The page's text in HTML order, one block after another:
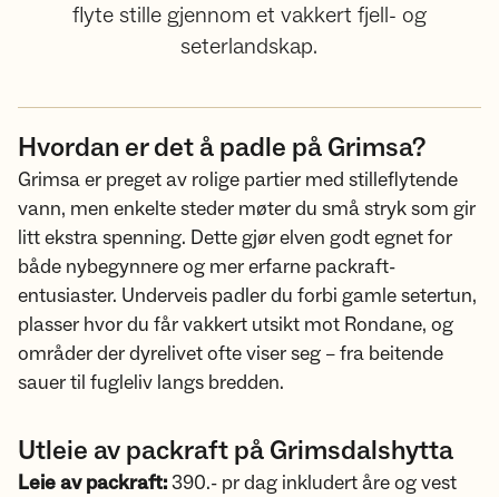
flyte stille gjennom et vakkert fjell- og
seterlandskap.
Hvordan er det å padle på Grimsa?
Grimsa er preget av rolige partier med stilleflytende
vann, men enkelte steder møter du små stryk som gir
litt ekstra spenning. Dette gjør elven godt egnet for
både nybegynnere og mer erfarne packraft-
entusiaster. Underveis padler du forbi gamle setertun,
plasser hvor du får vakkert utsikt mot Rondane, og
områder der dyrelivet ofte viser seg – fra beitende
sauer til fugleliv langs bredden.
Utleie av packraft på Grimsdalshytta
Leie av packraft:390.- pr dag inkludert åre og vest